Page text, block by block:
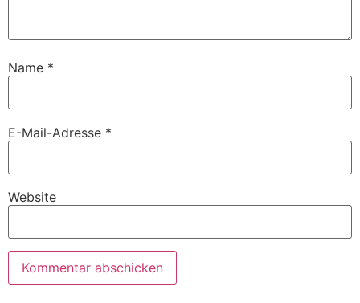
Name *
E-Mail-Adresse *
Website